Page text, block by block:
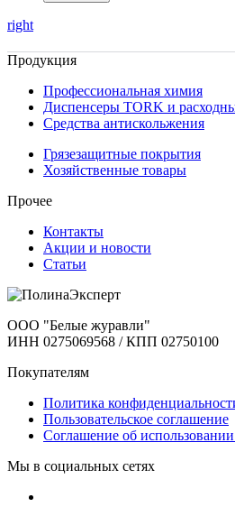
right
Продукция
Профессиональная химия
Диспенсеры TORK и
Cредства антискольжения
Грязезащитные покрытия
Хозяйственные товары
Прочее
Контакты
Акции и новости
Статьи
ООО "Белые журавли"
ИНН 0275069568 / КПП 02750100
Покупателям
Политика
Пользовательское соглашение
Соглашение об
Мы в социальных сетях